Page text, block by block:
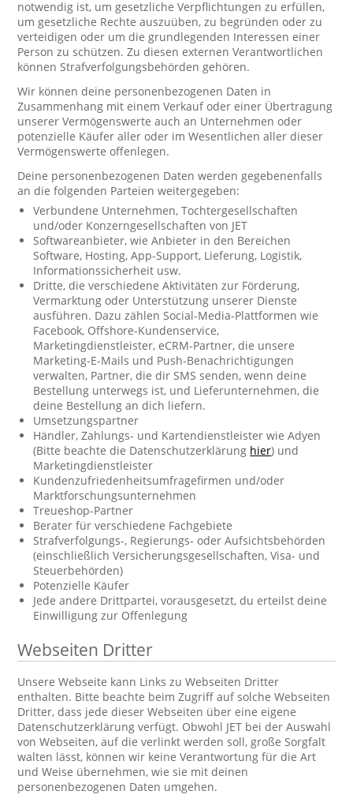
notwendig ist, um gesetzliche Verpflichtungen zu erfüllen,
um gesetzliche Rechte auszuüben, zu begründen oder zu
verteidigen oder um die grundlegenden Interessen einer
Person zu schützen. Zu diesen externen Verantwortlichen
können Strafverfolgungsbehörden gehören.
Wir können deine personenbezogenen Daten in
Zusammenhang mit einem Verkauf oder einer Übertragung
unserer Vermögenswerte auch an Unternehmen oder
potenzielle Käufer aller oder im Wesentlichen aller dieser
Vermögenswerte offenlegen.
Deine personenbezogenen Daten werden gegebenenfalls
an die folgenden Parteien weitergegeben:
Verbundene Unternehmen, Tochtergesellschaften
und/oder Konzerngesellschaften von JET
Softwareanbieter, wie Anbieter in den Bereichen
Software, Hosting, App-Support, Lieferung, Logistik,
Informationssicherheit usw.
Dritte, die verschiedene Aktivitäten zur Förderung,
Vermarktung oder Unterstützung unserer Dienste
ausführen. Dazu zählen Social-Media-Plattformen wie
Facebook, Offshore-Kundenservice,
Marketingdienstleister, eCRM-Partner, die unsere
Marketing-E-Mails und Push-Benachrichtigungen
verwalten, Partner, die dir SMS senden, wenn deine
Bestellung unterwegs ist, und Lieferunternehmen, die
deine Bestellung an dich liefern.
Umsetzungspartner
Händler, Zahlungs- und Kartendienstleister wie Adyen
(Bitte beachte die Datenschutzerklärung hier) und
Marketingdienstleister
Kundenzufriedenheitsumfragefirmen und/oder
Marktforschungsunternehmen
Treueshop-Partner
Berater für verschiedene Fachgebiete
Strafverfolgungs-, Regierungs- oder Aufsichtsbehörden
(einschließlich Versicherungsgesellschaften, Visa- und
Steuerbehörden)
Potenzielle Käufer
Jede andere Drittpartei, vorausgesetzt, du erteilst deine
Einwilligung zur Offenlegung
Webseiten Dritter
Unsere Webseite kann Links zu Webseiten Dritter
enthalten. Bitte beachte beim Zugriff auf solche Webseiten
Dritter, dass jede dieser Webseiten über eine eigene
Datenschutzerklärung verfügt. Obwohl JET bei der Auswahl
von Webseiten, auf die verlinkt werden soll, große Sorgfalt
walten lässt, können wir keine Verantwortung für die Art
und Weise übernehmen, wie sie mit deinen
personenbezogenen Daten umgehen.